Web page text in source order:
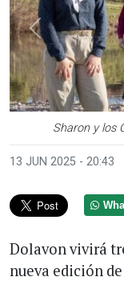
Sharon y los
Anterior
13 JUN 2025 - 20:43
Dolavon vivirá
nueva edición